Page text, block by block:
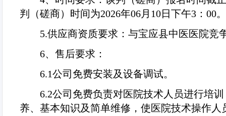
判（磋商）时间为2026年06月 10日下午3 ： 00。
5.供应商资质要求：与宝应县中医医院竞
6、售后要求：
6.1公司免费安装及设备调试。
6.2公司免费负责对医院技术人员进行培
养、基本知识及简单维修，使医院技术操作